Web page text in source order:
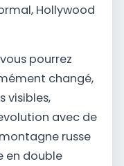
Hollywood
pourrez
changé,
visibles,
avec de
russe
en double